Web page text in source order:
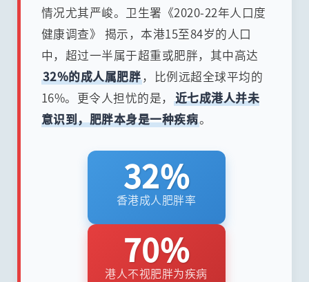
情况尤其严峻。卫生署《2020-22年人口度
健康调查》 揭示，本港15至84岁的人口
中，超过一半属于超重或肥胖，其中高达
32%的成人属肥胖，比例远超全球平均的
16%。更令人担忧的是， 近七成港人并未
意识到，肥胖本身是一种疾病。
32%
香港成人肥胖率
70%
港人不视肥胖为疾病